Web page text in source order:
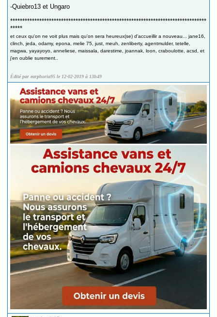
-Quiebro13 et Ungaro
*********************************************************************************
*****
et ceux qu'on ne voit plus mais qu'on sera heureux(se) d'accueillir a nouveau... jane16,
clinch, jeda, odamy, epona, melie 75, just, meuh, zenliberty, agentmulder, tetelle,
magwa, yayayoyo, anneliese, maissala, darestime, joannak, loon, craboulotte, acsd, et
j'en oublie surement..
Édité par earphoria95 le 12-02-2019 à 13h49